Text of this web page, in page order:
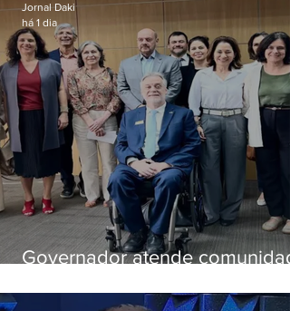
Governador atende
nova pasta de Ciência e
Jornal Daki
há 1 dia